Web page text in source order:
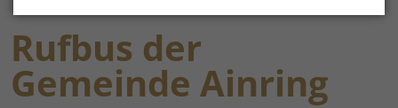
Rufbus der
Gemeinde Ainring